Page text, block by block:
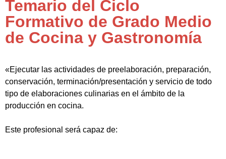
Temario del Ciclo
Formativo de Grado Medio
de Cocina y Gastronomía
«Ejecutar las actividades de preelaboración, preparación,
conservación, terminación/presentación y servicio de todo
tipo de elaboraciones culinarias en el ámbito de la
producción en cocina.
Este profesional será capaz de: